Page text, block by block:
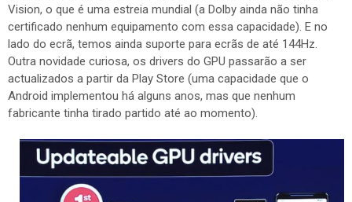
Vision, o que é uma estreia mundial (a Dolby ainda não tinha
certificado nenhum equipamento com essa capacidade). E no
lado do ecrã, temos ainda suporte para ecrãs de até 144Hz.
Outra novidade curiosa, os drivers do GPU passarão a ser
actualizados a partir da Play Store (uma capacidade que o
Android implementou há alguns anos, mas que nenhum
fabricante tinha tirado partido até ao momento).